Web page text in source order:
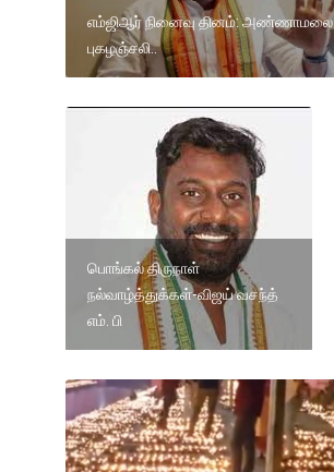
எம்ஜிஆர் நினைவு தினம்: அண்ணாமலை
புகழஞ்சலி..
பொங்கல் திருநாள்
நல்வாழ்த்துக்கள்-விஜய் வசந்த்
எம். பி